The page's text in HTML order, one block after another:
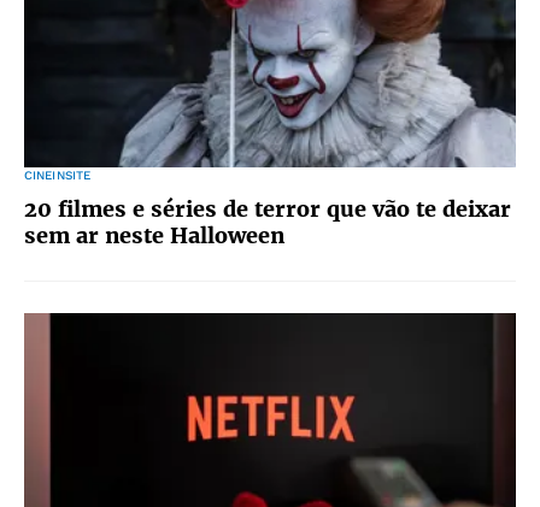
CINEINSITE
20 filmes e séries de terror que vão te deixar
sem ar neste Halloween